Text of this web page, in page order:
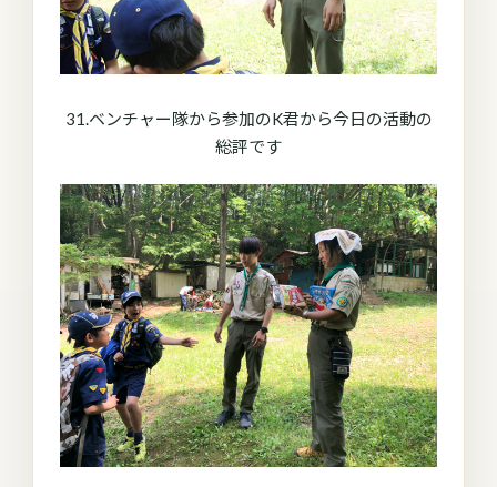
31.ベンチャー隊から参加のK君から今日の活動の
総評です